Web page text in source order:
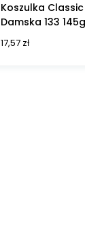
Koszulka
Damska 133 145g
17,57 zł